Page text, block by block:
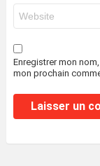
web
Enregistrer mon
mon prochain